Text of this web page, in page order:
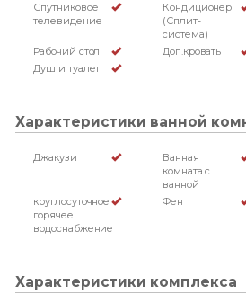
Спутниковое
телевидение
Кондиционер
(Сплит-
система)
Рабочий стол
Доп.кровать
Душ и туалет
Характеристики ванной
Джакузи
Ванная
комната с
ванной
круглосуточное
горячее
водоснабжение
Фен
Характеристики комплекса